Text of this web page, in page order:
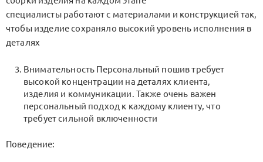
специалисты работают с материалами и конструкцией так,
чтобы изделие сохраняло высокий уровень исполнения в
деталях
Внимательность Персональный пошив требует
высокой концентрации на деталях клиента,
изделия и коммуникации. Также очень важен
персональный подход к каждому клиенту, что
требует сильной включенности
Поведение: